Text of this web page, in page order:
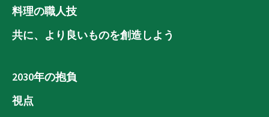
料理の職人技
共に、より良いものを創造しよう
2030年の抱負
視点